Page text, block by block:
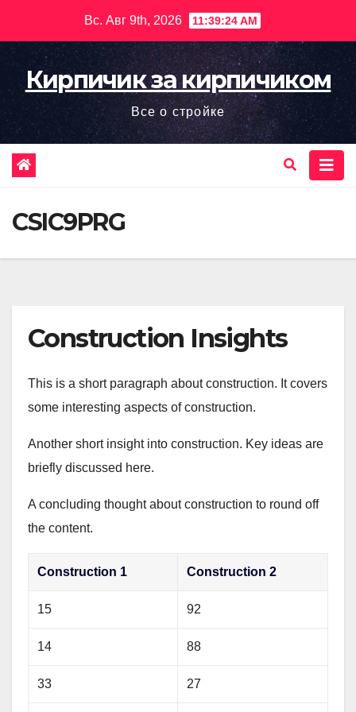
содержимому
Вс. Авг 9th, 2026 11:39:25 AM
Кирпичик за кирпичиком
Все о стройке
CSIC9PRG
Construction Insights
This is a short paragraph about construction. It covers
some interesting aspects of construction.
Another short insight into construction. Key ideas are
briefly discussed here.
A concluding thought about construction to round off
the content.
Construction 1 Construction 2
15 92
14 88
33 27